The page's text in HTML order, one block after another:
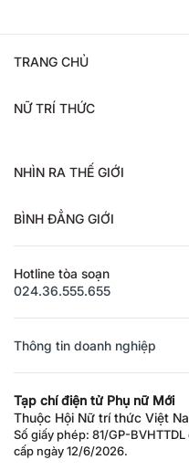
TRANG CHỦ
NỮ TRÍ THỨC
NHÌN RA THẾ GIỚI
BÌNH ĐẲNG GIỚI
Hotline tòa soạn
024.36.555.655
Thông tin doanh nghiệp
Tạp chí điện tử Phụ nữ Mới
Thuộc Hội Nữ trí thức Việt
Số giấy phép: 81/GP-
cấp ngày 12/6/2026.